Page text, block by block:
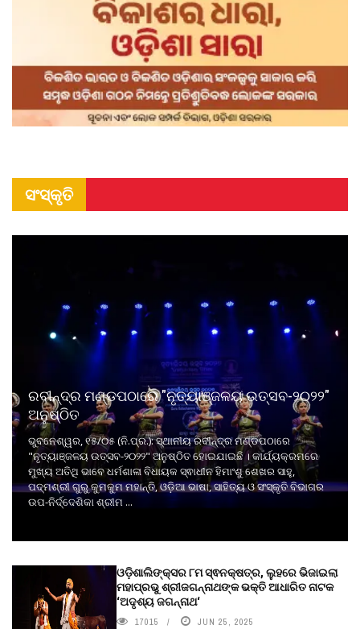
ସଂସ୍କୃତି
ରବୀନ୍ଦ୍ର ମଣ୍ଡପଠାରେ "ନୃତ୍ୟାଞ୍ଜଳୟ ଉତ୍ସବ-୨୦୨୨"
ଅନୁଷ୍ଠିତ
ଭୁବନେଶ୍ୱର, ୧୫/୦୫ (ନି.ପ୍ର.): ସ୍ଥାନୀୟ ରବୀନ୍ଦ୍ର ମଣ୍ଡପଠାରେ
"ନୃତ୍ୟାଞ୍ଜଳୟ ଉତ୍ସବ-୨୦୨୨" ଅନୁଷ୍ଠିତ ହୋଇଯାଇଛି । କାର୍ଯ୍ୟକ୍ରମରେ
ମୁଖ୍ୟ ଅତିଥି ଭାବେ ଧର୍ମଶାଳା ବିଧାୟକ ସ୍ଵାଧୀନ ହିମାଂଶୁ ଶେଖର ସାହୁ,
ପଦ୍ମଶ୍ରୀ ଗୁରୁ କୁମକୁମ ମହାନ୍ତି, ଓଡ଼ିଆ ଭାଷା, ସାହିତ୍ୟ ଓ ସଂସ୍କୃତି ବିଭାଗର
ଉପ-ନିର୍ଦ୍ଦେଶିକା ଶ୍ରୀମ ...
ଓଡ଼ିଶାଲିଙ୍କ୍ସର ୮ମ ସ୍ଵନକ୍ଷତ୍ର, ଲୁହରେ ଭିଜାଇଲା
ମହାପ୍ରଭୁ ଶ୍ରୀଜଗନ୍ନାଥଙ୍କ ଭକ୍ତି ଆଧାରିତ ନାଟକ
‘ଅଦୃଶ୍ୟ ଜଗନ୍ନାଥ‘
17015 JUN 25, 2025